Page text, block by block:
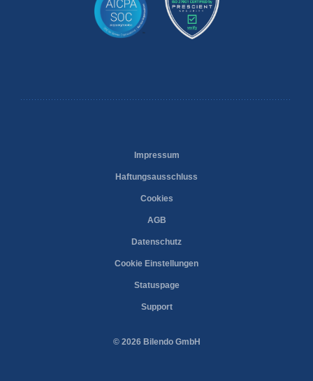
Impressum
Haftungsausschluss
Cookies
AGB
Datenschutz
Cookie Einstellungen
Statuspage
Support
© 2026 Bilendo GmbH